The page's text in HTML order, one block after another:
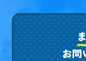
お問